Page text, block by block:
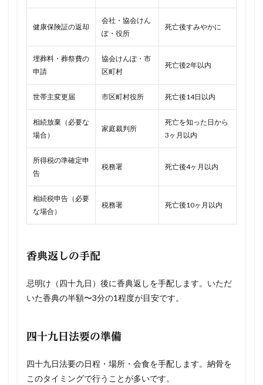
健康保険証の返却
会社・協会けん
ぽ・役所
死亡後すみやかに
埋葬料・葬祭費の
申請
協会けんぽ・市
区町村
死亡後2年以内
世帯主変更届 市区町村役所 死亡後14日以内
相続放棄（必要な
場合）
家庭裁判所
死亡を知った日から
3ヶ月以内
所得税の準確定申
告
税務署 死亡後4ヶ月以内
相続税申告（必要
な場合）
税務署 死亡後10ヶ月以内
香典返しの手配
忌明け（四十九日）後に香典返しを手配します。いただ
いた香典の半額〜3分の1程度が目安です。
四十九日法要の準備
四十九日法要の日程・場所・会食を手配します。納骨を
このタイミングで行うことが多いです。